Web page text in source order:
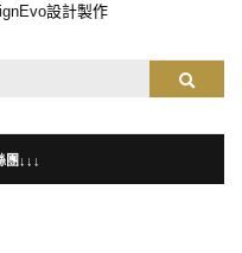
設計製作
團↓↓↓